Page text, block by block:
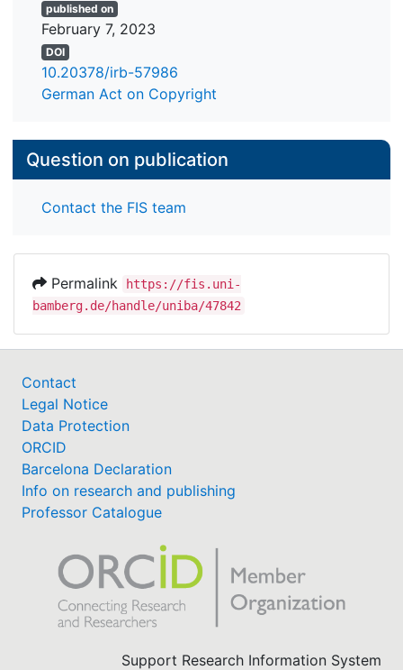
published on
February 7, 2023
DOI
10.20378/irb-57986
German Act on Copyright
Question on publication
Contact the FIS team
Permalink
https://fis.uni-
bamberg.de/handle/uniba/47842
Contact
Legal Notice
Data Protection
ORCID
Barcelona Declaration
Info on research and publishing
Professor Catalogue
Support Research Information System